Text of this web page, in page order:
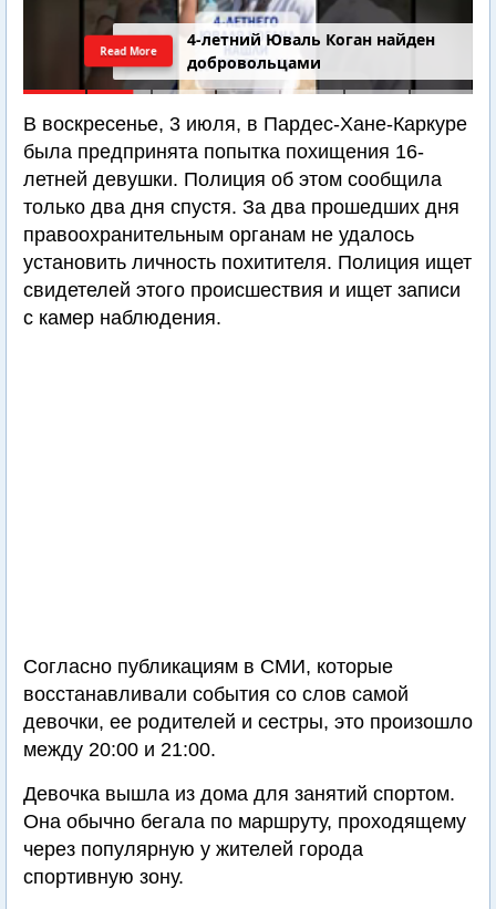
4-летний Юваль Коган найден
добровольцами
Read More
В воскресенье, 3 июля, в Пардес-Хане-Каркуре
была предпринята попытка похищения 16-
летней девушки. Полиция об этом сообщила
только два дня спустя. За два прошедших дня
правоохранительным органам не удалось
установить личность похитителя. Полиция ищет
свидетелей этого происшествия и ищет записи
с камер наблюдения.
Согласно публикациям в СМИ, которые
восстанавливали события со слов самой
девочки, ее родителей и сестры, это произошло
между 20:00 и 21:00.
Девочка вышла из дома для занятий спортом.
Она обычно бегала по маршруту, проходящему
через популярную у жителей города
спортивную зону.